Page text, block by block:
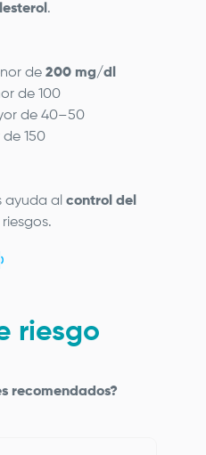
.
de 200 mg/dl
de 100
de 40–50
150
ayuda al control del
riesgo
recomendados?